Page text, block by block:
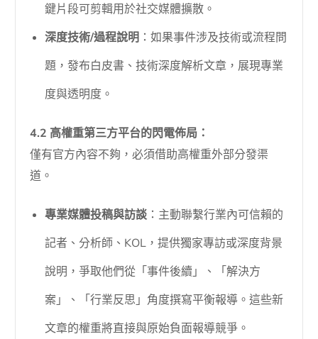
鍵片段可剪輯用於社交媒體擴散。
深度技術/過程說明 ：如果事件涉及技術或流程問
題，發布白皮書、技術深度解析文章，展現專業
度與透明度。
4.2 高權重第三方平台的閃電佈局：
僅有官方內容不夠，必須借助高權重外部分發渠
道。
專業媒體投稿與訪談 ：主動聯繫行業內可信賴的
記者、分析師、KOL，提供獨家專訪或深度背景
說明，爭取他們從「事件後續」、「解決方
案」、「行業反思」角度撰寫平衡報導。這些新
文章的權重將直接與原始負面報導競爭。